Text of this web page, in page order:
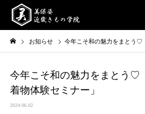
お知らせ 今年こそ和の魅力をまとう♡「初心
今年こそ和の魅力をまとう♡
着物体験セミナー」
2024.06.02